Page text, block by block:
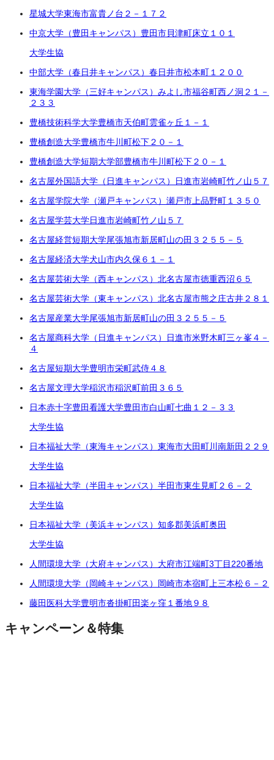
星城大学東海市富貴ノ台２－１７２
中京大学（豊田キャンパス） 豊田市貝津町床立１０１
大学生協
中部大学（春日井キャンパス） 春日井市松本町１２００
東海学園大学（三好キャンパス） みよし市福谷町西ノ洞 ２１－
２３３
豊橋技術科学大学豊橋市天伯町雲雀ヶ丘１－１
豊橋創造大学豊橋市牛川町松下２０－１
豊橋創造大学短期大学部豊橋市牛川町松下２０－１
名古屋外国語大学（日進キャンパス）
日進市岩崎町竹ノ山５７
名古屋学院大学（瀬戸キャンパス） 瀬戸市上品野町１３５０
名古屋学芸大学日進市岩崎町竹ノ山５７
名古屋経営短期大学尾張旭市新居町山の田 ３２５５－５
名古屋経済大学犬山市内久保６１－１
名古屋芸術大学（西キャンパス） 北名古屋市徳重西沼６５
名古屋芸術大学（東キャンパス） 北名古屋市熊之庄古井２８１
名古屋産業大学尾張旭市新居町山の田 ３２５５－５
名古屋商科大学（日進キャンパス）
日進市米野木町三ヶ峯４－
４
名古屋短期大学豊明市栄町武侍４８
名古屋文理大学稲沢市稲沢町前田３６５
日本赤十字豊田看護大学豊田市白山町七曲１２－３３
大学生協
日本福祉大学（東海キャンパス） 東海市大田町川南新田２２９
大学生協
日本福祉大学（半田キャンパス） 半田市東生見町２６－２
大学生協
日本福祉大学（美浜キャンパス） 知多郡美浜町奥田
大学生協
人間環境大学（大府キャンパス） 大府市江端町3丁目220番地
人間環境大学（岡崎キャンパス） 岡崎市本宿町上三本松６－２
藤田医科大学豊明市沓掛町田楽ヶ窪１番地９８
キャンペーン＆特集